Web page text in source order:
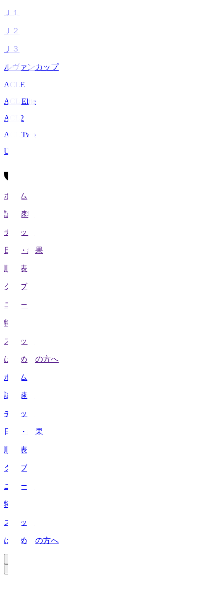
Ｊ１
Ｊ２
Ｊ３
ルヴァンカップ
ACLE
ACL Elite
ACL2
ACL Two
U-21
ホーム
試合速報
チケット
日程・結果
順位表
クラブ
ニュース
特集
スタッツ
はじめての方へ
ホーム
試合速報
チケット
日程・結果
順位表
クラブ
ニュース
特集
スタッツ
はじめての方へ